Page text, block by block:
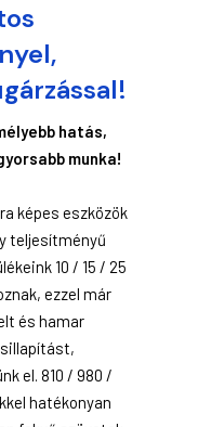
hatás,
munka!
képes eszközök
teljesítményű
10 / 15 / 25
ezzel már
és hamar
el. 810 / 980 /
hatékonyan